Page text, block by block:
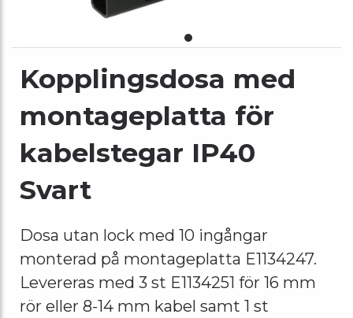
Kopplingsdosa med
montageplatta för
kabelstegar IP40
Svart
Dosa utan lock med 10 ingångar
monterad på montageplatta E1134247.
Levereras med 3 st E1134251 för 16 mm
rör eller 8-14 mm kabel samt 1 st